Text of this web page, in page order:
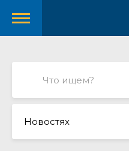
Новостях